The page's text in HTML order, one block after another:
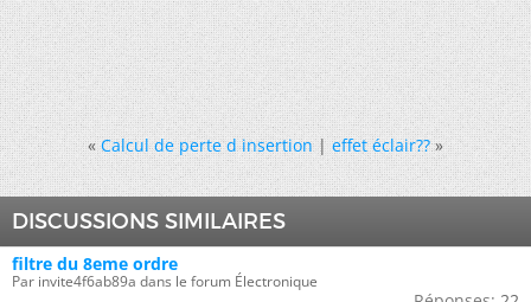
« Calcul de perte d insertion|effet éclair?? »
DISCUSSIONS SIMILAIRES
filtre du 8eme ordre
Par invite4f6ab89a dans le forum Électronique